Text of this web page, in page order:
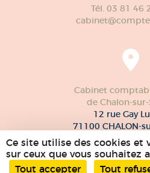
Ce site utilise des cookies et
sur ceux que vous souhaitez
Tout accepter
Tout
Tél. 03 81 46
Cabinet
de Chalon-sur-
12 rue Gay
71100 CHALON-
Tél. 03 85 97